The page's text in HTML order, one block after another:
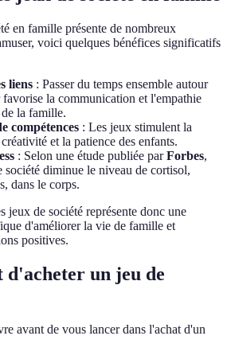
en famille présente de nombreux
voici quelques bénéfices significatifs
liens : Passer du temps ensemble autour
la communication et l'empathie
la famille.
compétences : Les jeux stimulent la
et la patience des enfants.
: Selon une étude publiée parForbes,
société diminue le niveau de cortisol,
dans le corps.
jeux de société représente donc une
d'améliorer la vie de famille et
positives.
d'acheter un jeu de
avant de vous lancer dans l'achat d'un